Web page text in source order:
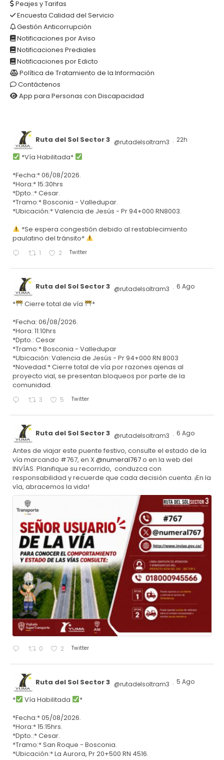
Peajes y Tarifas
Encuesta Calidad del Servicio
Gestión Anticorrupción
Notificaciones por Aviso
Notificaciones Prediales
Notificaciones por Edicto
Política de Tratamiento de la Información
Contáctenos
App para Personas con Discapacidad
Ruta del Sol Sector 3 @rutadelsoltram3 · 22h
*Vía Habilitada*
*Fecha:* 06/08/2026.
*Hora:* 15:30hrs
*Dpto.:* Cesar.
*Tramo:* Bosconia - Valledupar.
*Ubicación:* Valencia de Jesús - Pr 94+000 RN8003.
*Se espera congestión debido al restablecimiento
paulatino del tránsito*
1 2 Twitter
Ruta del Sol Sector 3 @rutadelsoltram3 · 6 Ago
* Cierre total de vía
*
*Fecha: 06/08/2026.
*Hora: 11:10hrs
*Dpto.: Cesar
*Tramo:* Bosconia - Valledupar
*Ubicación: Valencia de Jesús - Pr 94+000 RN 8003
*Novedad:* Cierre total de vía por razones ajenas al
proyecto vial, se presentan bloqueos por parte de la
comunidad.
3 5 Twitter
Ruta del Sol Sector 3 @rutadelsoltram3 · 6 Ago
Antes de viajar este puente festivo, consulte el estado de la
vía marcando #767, en X@numeral767o en la web del
INVÍAS. Planifique su recorrido, conduzca con
responsabilidad y recuerde que cada decisión cuenta. ¡En la
vía, abracemos la vida!
0 2 Twitter
Ruta del Sol Sector 3 @rutadelsoltram3 · 5 Ago
* Vía Habilitada
*
*Fecha:* 05/08/2026.
*Hora:* 15:15hrs.
*Dpto.:* Cesar.
*Tramo:* San Roque - Bosconia.
*Ubicación:* La Aurora, Pr 20+500 RN 4516.